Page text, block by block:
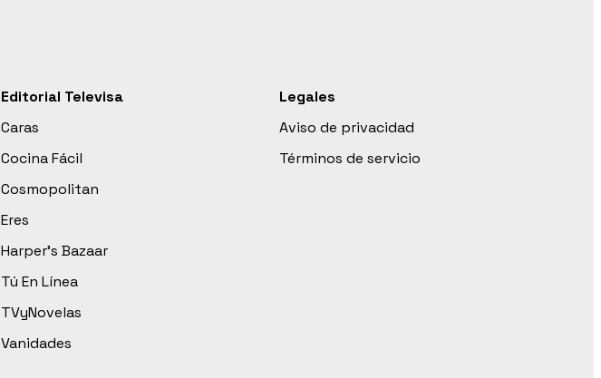
Editorial Televisa
Caras
Cocina Fácil
Cosmopolitan
Eres
Harper’s Bazaar
Tú En Línea
TVyNovelas
Vanidades
Legales
Aviso de privacidad
Términos de servicio